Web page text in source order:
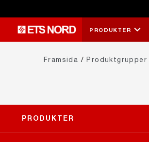
PRODUKTER
Framsida /Produktgrupper
PRODUKTER